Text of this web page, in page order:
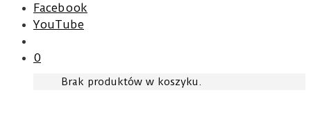
Facebook
YouTube
0
Brak produktów w koszyku.